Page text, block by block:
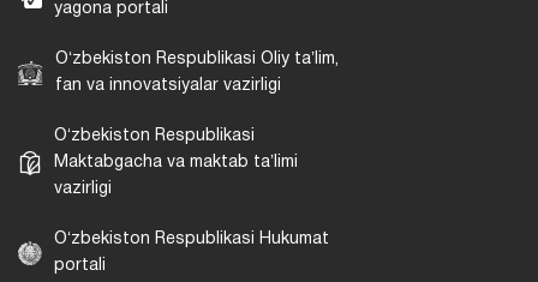
yagona portali
Oʻzbekiston Respublikasi Oliy taʼlim,
fan va innovatsiyalar vazirligi
Oʻzbekiston Respublikasi
Maktabgacha va maktab taʼlimi
vazirligi
Oʻzbekiston Respublikasi Hukumat
portali